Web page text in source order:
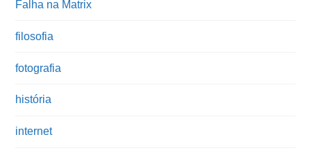
Falha na Matrix
filosofia
fotografia
história
internet